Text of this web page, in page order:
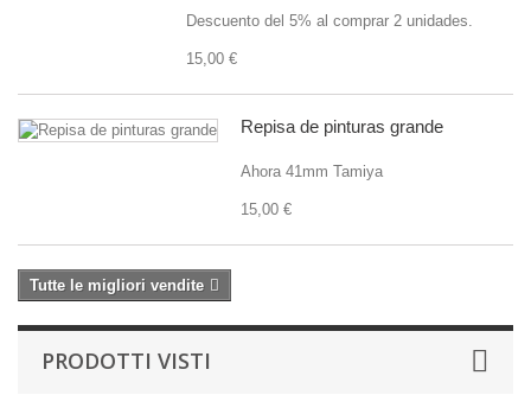
Descuento del 5% al comprar 2 unidades.
15,00 €
Repisa de pinturas grande
Ahora 41mm Tamiya
15,00 €
Tutte le migliori vendite
PRODOTTI VISTI